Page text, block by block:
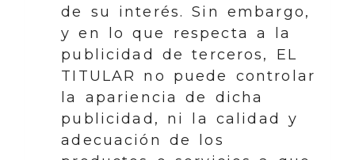
de su interés. Sin embargo,
y en lo que respecta a la
publicidad de terceros, EL
TITULAR no puede controlar
la apariencia de dicha
publicidad, ni la calidad y
adecuación de los